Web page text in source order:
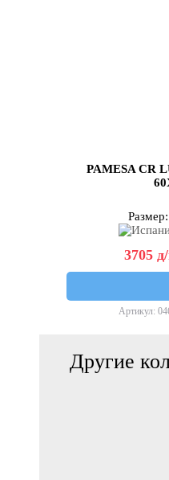
PAMESA CR
Размер:
3705 д
Артикул:
Другие